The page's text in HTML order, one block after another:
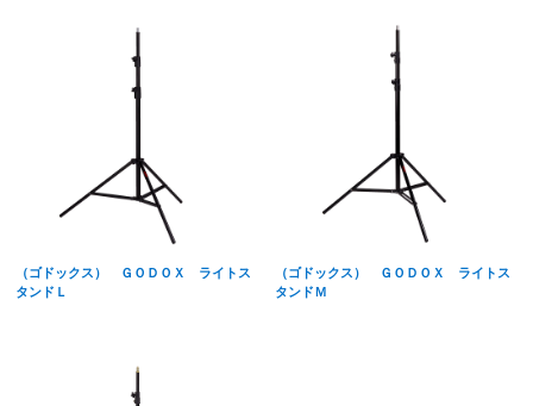
（ゴドックス） ＧＯＤＯＸ ライトス
タンドＬ
（ゴドックス） ＧＯＤＯＸ ライトス
タンドＭ